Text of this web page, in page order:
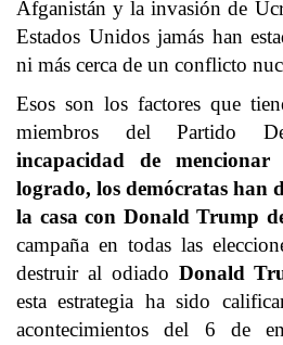
Afganistán y la invasión de
Estados Unidos jamás han
ni más cerca de un conflicto
Esos son los factores que
miembros del Partido
incapacidad de
logrado, los demócratas han
la casa con Donald Trump
campaña en todas las
destruir al odiado Donald
esta estrategia ha sido
acontecimientos del 6 de